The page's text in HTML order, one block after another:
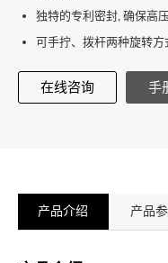
独特的专利密封, 确保高
可手拧、拨杆两种旋转方
在线咨询 手
产品介绍 产品